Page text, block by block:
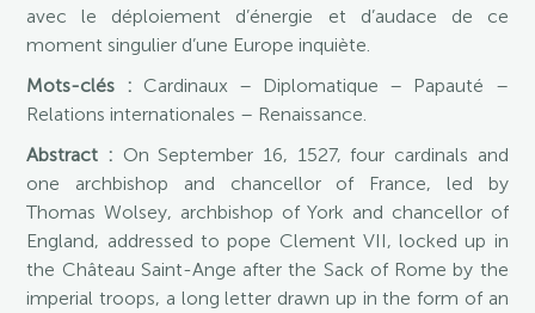
avec le déploiement d’énergie et d’audace de ce
moment singulier d’une Europe inquiète.
Mots-clés : Cardinaux – Diplomatique – Papauté –
Relations internationales – Renaissance.
Abstract : On September 16, 1527, four cardinals and
one archbishop and chancellor of France, led by
Thomas Wolsey, archbishop of York and chancellor of
England, addressed to pope Clement VII, locked up in
the Château Saint-Ange after the Sack of Rome by the
imperial troops, a long letter drawn up in the form of an